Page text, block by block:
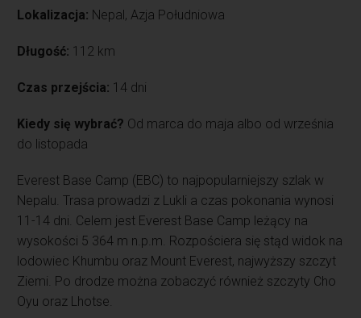
Lokalizacja: Nepal, Azja Południowa
Długość: 112 km
Czas przejścia: 14 dni
Kiedy się wybrać? Od marca do maja albo od września
do listopada
Everest Base Camp (EBC) to najpopularniejszy szlak w
Nepalu. Trasa prowadzi z Lukli a czas pokonania wynosi
11-14 dni. Celem jest Everest Base Camp leżący na
wysokości 5 364 m n.p.m. Rozpościera się stąd widok na
lodowiec Khumbu oraz Mount Everest, najwyższy szczyt
Ziemi. Po drodze można zobaczyć również szczyty Cho
Oyu oraz Lhotse.